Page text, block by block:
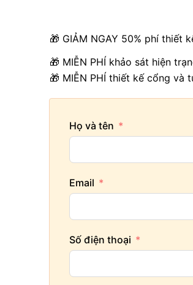
🎁 GIẢM NGAY 50% phí thiết
🎁 MIỄN PHÍ khảo sát hiện
🎁 MIỄN PHÍ thiết kế cổng và
Họ và tên
Email
Số điện thoại